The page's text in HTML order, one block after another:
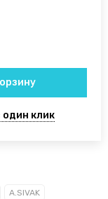
один клик
A.SIVAK